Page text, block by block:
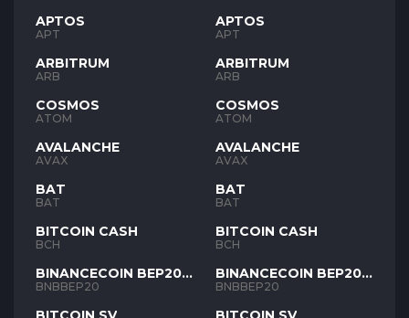
APTOS
APT
ARBITRUM
ARB
COSMOS
ATOM
AVALANCHE
AVAX
BAT
BAT
BITCOIN CASH
BCH
BINANCECOIN BEP20
BNB
BNBBEP20
APTOS
APT
ARBITRUM
ARB
COSMOS
ATOM
AVALANCHE
AVAX
BAT
BAT
BITCOIN CASH
BCH
BINANCECOIN BEP20
BNB
BNBBEP20